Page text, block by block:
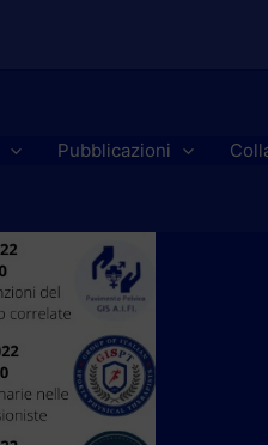
Pubblicazioni